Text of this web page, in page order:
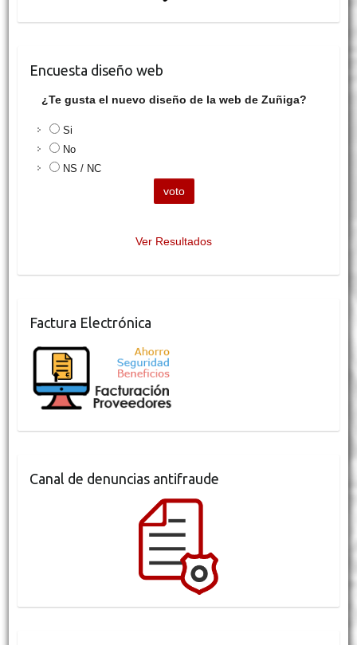
Encuesta diseño web
¿Te gusta el nuevo diseño de la web de Zuñiga?
Si
No
NS / NC
Ver Resultados
Factura Electrónica
Canal de denuncias antifraude